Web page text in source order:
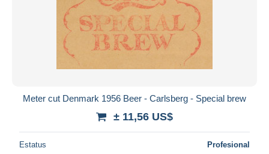
Meter cut Denmark 1956 Beer - Carlsberg - Special brew
± 11,56 US$
Estatus Profesional